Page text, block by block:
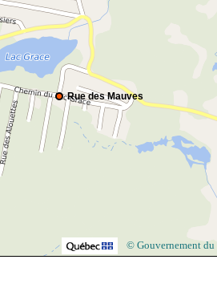
Rue des Mauves
© Gouvernement du